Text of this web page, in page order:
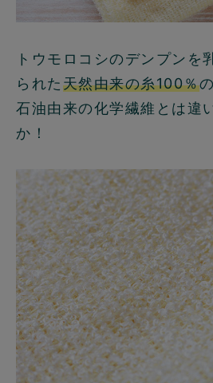
トウモロコシのデンプンを
られた天然由来の糸100％
石油由来の化学繊維とは違
か！